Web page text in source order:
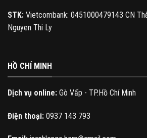
STK: Vietcombank: 0451000479143 CN
Nguyen Thi Ly
HỒ CHÍ MINH
Dịch vụ online: Gò Vấp - TP.Hồ Chí Minh
Điện thoại: 0937 143 793